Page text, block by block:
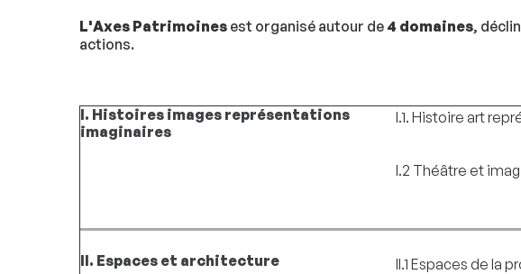
L'Axes Patrimoines est organisé autour de 4 domaines,
actions.
I. Histoires images représentations
imaginaires
I.1. Histoire art
I.2 Théâtre et
II. Espaces et architecture II.1 Espaces de la